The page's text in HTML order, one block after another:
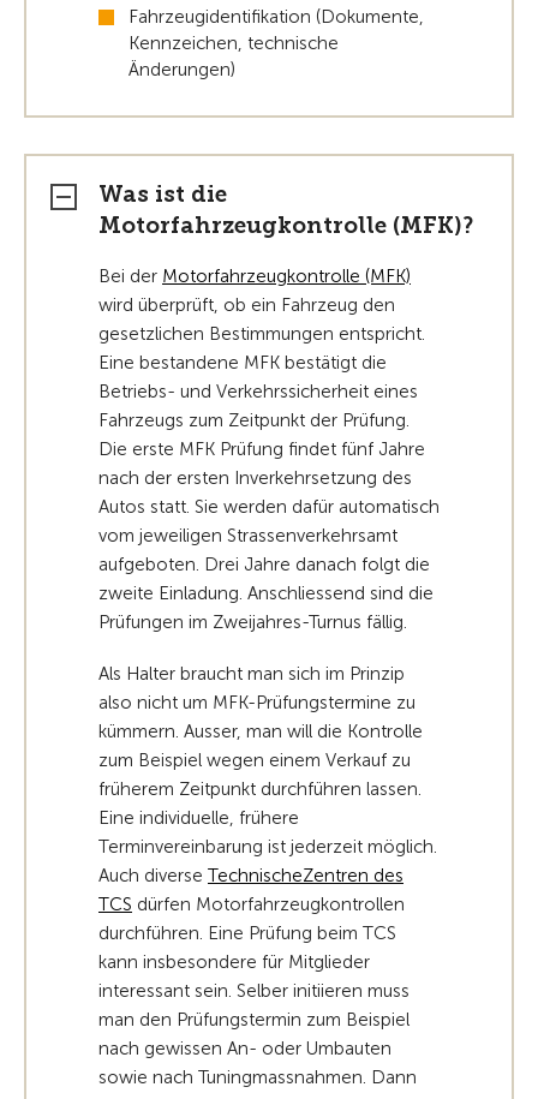
Fahrzeugidentifikation (Dokumente,
Kennzeichen, technische
Änderungen)
Was ist die
Motorfahrzeugkontrolle (MFK)?
Bei der Motorfahrzeugkontrolle (MFK)
wird überprüft, ob ein Fahrzeug den
gesetzlichen Bestimmungen entspricht.
Eine bestandene MFK bestätigt die
Betriebs- und Verkehrssicherheit eines
Fahrzeugs zum Zeitpunkt der Prüfung.
Die erste MFK Prüfung findet fünf Jahre
nach der ersten Inverkehrsetzung des
Autos statt. Sie werden dafür automatisch
vom jeweiligen Strassenverkehrsamt
aufgeboten. Drei Jahre danach folgt die
zweite Einladung. Anschliessend sind die
Prüfungen im Zweijahres-Turnus fällig.
Als Halter braucht man sich im Prinzip
also nicht um MFK-Prüfungstermine zu
kümmern. Ausser, man will die Kontrolle
zum Beispiel wegen einem Verkauf zu
früherem Zeitpunkt durchführen lassen.
Eine individuelle, frühere
Terminvereinbarung ist jederzeit möglich.
Auch diverse TechnischeZentren des
TCS dürfen Motorfahrzeugkontrollen
durchführen. Eine Prüfung beim TCS
kann insbesondere für Mitglieder
interessant sein. Selber initiieren muss
man den Prüfungstermin zum Beispiel
nach gewissen An- oder Umbauten
sowie nach Tuningmassnahmen. Dann